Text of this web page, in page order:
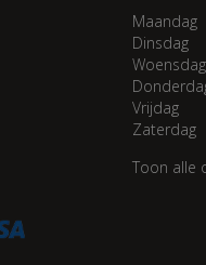
Maandag
Dinsdag
Woensdag
Vrijdag
Zaterdag
Toon alle